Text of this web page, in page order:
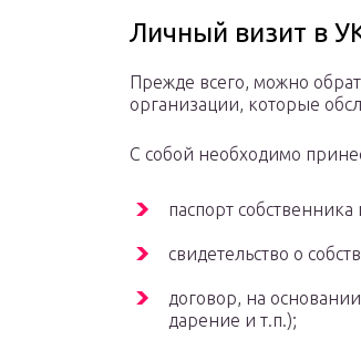
Личный визит в
Прежде всего, можно
организации, которые
С собой необходимо
паспорт
свидетельство о
договор, на
дарение и т.п.);